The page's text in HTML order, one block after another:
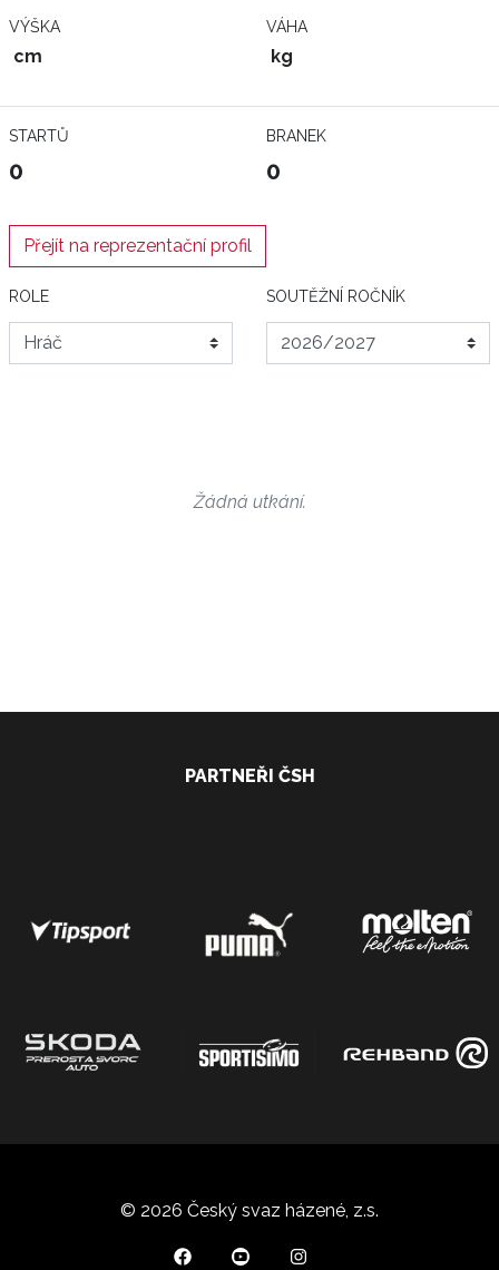
VÝŠKA
cm
VÁHA
kg
STARTŮ
0
BRANEK
0
Přejít na reprezentační profil
ROLE SOUTĚŽNÍ ROČNÍK
Žádná utkání.
PARTNEŘI ČSH
© 2026 Český svaz házené, z.s.